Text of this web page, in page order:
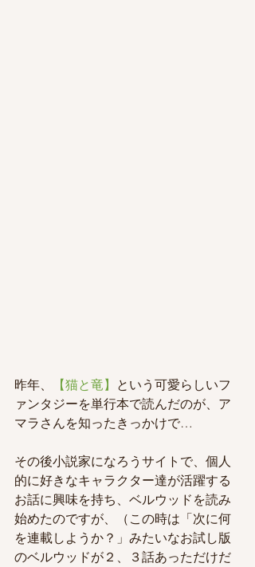
昨年、 【猫と竜】
という可愛らしいフ
ァンタジーを単行本で読んだのが、ア
マラさんを知ったきっかけで…
その後小説家になろうサイトで、個人
的に好きなキャラクター達が活躍する
お話に興味を持ち、ベルウッドを読み
始めたのですが、（この時は「次に何
を連載しようか？」みたいなお試し版
のベルウッドが２、３話あっただけだ